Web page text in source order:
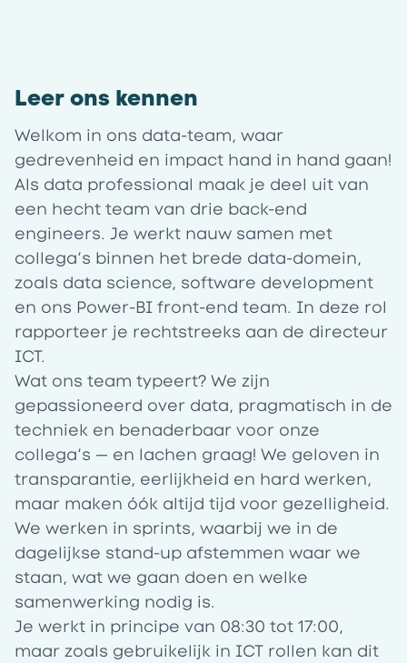
Leer ons kennen
Welkom in ons data-team, waar
gedrevenheid en impact hand in hand gaan!
Als data professional maak je deel uit van
een hecht team van drie back-end
engineers. Je werkt nauw samen met
collega’s binnen het brede data-domein,
zoals data science, software development
en ons Power-BI front-end team. In deze rol
rapporteer je rechtstreeks aan de directeur
ICT.
Wat ons team typeert? We zijn
gepassioneerd over data, pragmatisch in de
techniek en benaderbaar voor onze
collega’s — en lachen graag! We geloven in
transparantie, eerlijkheid en hard werken,
maar maken óók altijd tijd voor gezelligheid.
We werken in sprints, waarbij we in de
dagelijkse stand-up afstemmen waar we
staan, wat we gaan doen en welke
samenwerking nodig is.
Je werkt in principe van 08:30 tot 17:00,
maar zoals gebruikelijk in ICT rollen kan dit